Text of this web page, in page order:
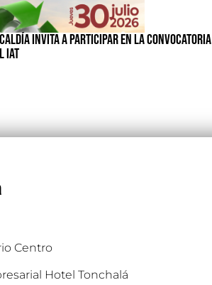
INVITA A PARTICIPAR EN LA CONVOCATORIA
IAT
Centro
Hotel Tonchalá